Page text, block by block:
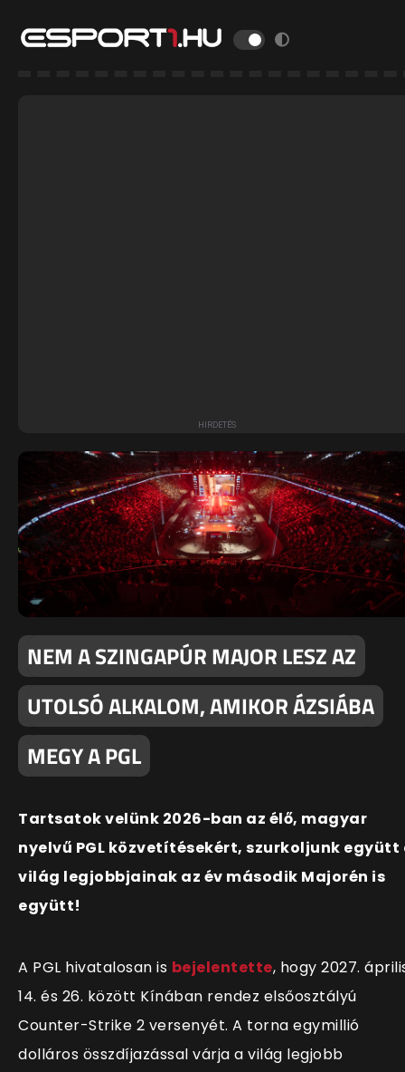
NEM A SZINGAPÚR MAJOR LESZ AZ
UTOLSÓ ALKALOM, AMIKOR ÁZSIÁBA
MEGY A PGL
Tartsatok velünk 2026-ban az élő, magyar
nyelvű PGL közvetítésekért, szurkoljunk együtt
világ legjobbjainak az év második Majorén is
együtt!
A PGL hivatalosan is bejelentette, hogy 2027.
14. és 26. között Kínában rendez elsőosztályú
Counter-Strike 2 versenyét. A torna egymillió
dolláros összdíjazással várja a világ legjobb